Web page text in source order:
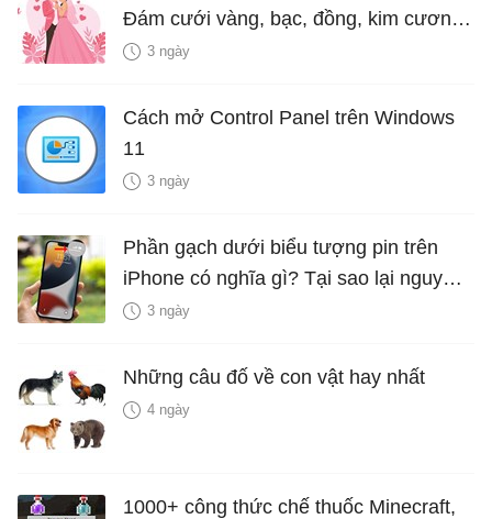
Đám cưới vàng, bạc, đồng, kim cương
là bao nhiêu năm?
3 ngày
Cách mở Control Panel trên Windows
11
3 ngày
Phần gạch dưới biểu tượng pin trên
iPhone có nghĩa gì? Tại sao lại nguy
hiểm?
3 ngày
Những câu đố về con vật hay nhất
4 ngày
1000+ công thức chế thuốc Minecraft,